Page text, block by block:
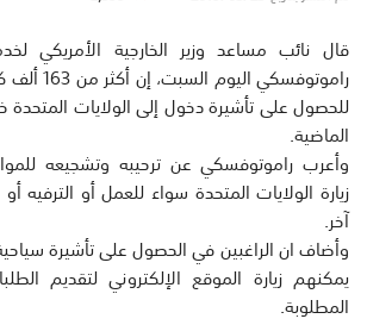
قال نائب مساعد وزير الخارجية الأمريكي
للحصول على تأشيرة دخول إلى الولايات
الماضية.
وأعرب راموتوفسكي عن ترحيبه وتشجيعه
زيارة الولايات المتحدة سواء للعمل أو الترفيه
آخر.
وأضاف ان الراغبين في الحصول على تأشيرة
يمكنهم زيارة الموقع الإلكتروني لتقديم
المطلوبة.